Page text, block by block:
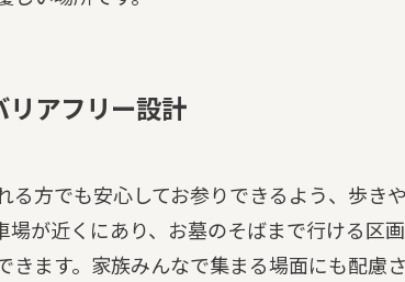
アフリー設計
る方でも安心してお参りできるよう、歩き
場が近くにあり、お墓のそばまで行ける区
きます。家族みんなで集まる場面にも配慮